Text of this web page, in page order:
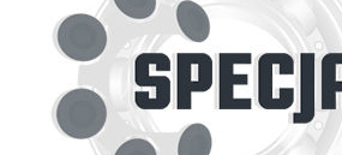
Kontakt